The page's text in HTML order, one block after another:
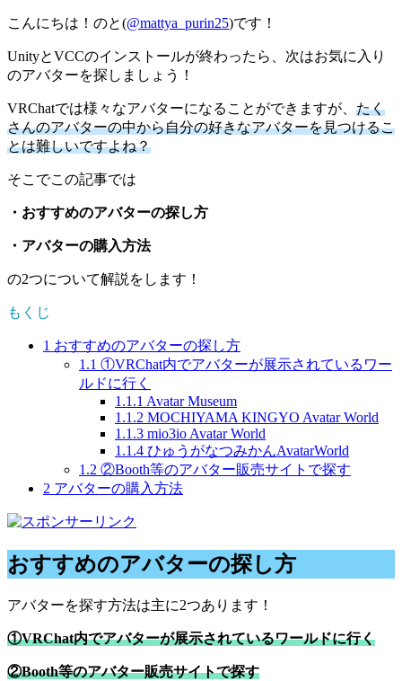
こんにちは！のと(@mattya_purin25)です！
UnityとVCCのインストールが終わったら、次はお気に入り
のアバターを探しましょう！
VRChatでは様々なアバターになることができますが、 たく
さんのアバターの中から自分の好きなアバターを見つけるこ
とは難しいですよね？
そこでこの記事では
・おすすめのアバターの探し方
・アバターの購入方法
の2つについて解説をします！
もくじ
1 おすすめのアバターの探し方
1.1 ①VRChat内でアバターが展示されているワー
ルドに行く
1.1.1 Avatar Museum
1.1.2 MOCHIYAMA KINGYO Avatar World
1.1.3 mio3io Avatar World
1.1.4 ひゅうがなつみかんAvatarWorld
1.2 ②Booth等のアバター販売サイトで探す
2 アバターの購入方法
おすすめのアバターの探し方
アバターを探す方法は主に2つあります！
①VRChat内でアバターが展示されているワールドに行く
②Booth等のアバター販売サイトで探す